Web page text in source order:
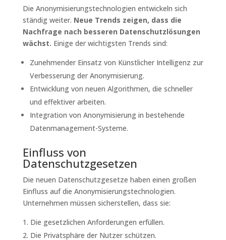
Die Anonymisierungstechnologien entwickeln sich
ständig weiter. Neue Trends zeigen, dass die
Nachfrage nach besseren Datenschutzlösungen
wächst. Einige der wichtigsten Trends sind:
Zunehmender Einsatz von Künstlicher Intelligenz zur
Verbesserung der Anonymisierung.
Entwicklung von neuen Algorithmen, die schneller
und effektiver arbeiten.
Integration von Anonymisierung in bestehende
Datenmanagement-Systeme.
Einfluss von
Datenschutzgesetzen
Die neuen Datenschutzgesetze haben einen großen
Einfluss auf die Anonymisierungstechnologien.
Unternehmen müssen sicherstellen, dass sie:
Die gesetzlichen Anforderungen erfüllen.
Die Privatsphäre der Nutzer schützen.